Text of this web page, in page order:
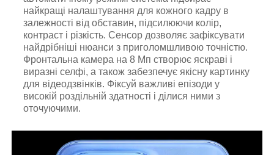
найкращі налаштування для кожного кадру в
залежності від обставин, підсилюючи колір,
контраст і різкість. Сенсор дозволяє зафіксувати
найдрібніші нюанси з приголомшливою точністю.
Фронтальна камера на 8 Мп створює яскраві і
виразні селфі, а також забезпечує якісну картинку
для відеодзвінків. Фіксуй важливі епізоди у
високій роздільній здатності і ділися ними з
оточуючими.